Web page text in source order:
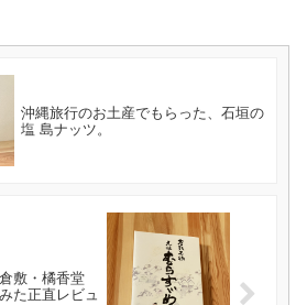
沖縄旅行のお土産でもらった、石垣の
塩 島ナッツ。
敷・橘香堂
た正直レビュ